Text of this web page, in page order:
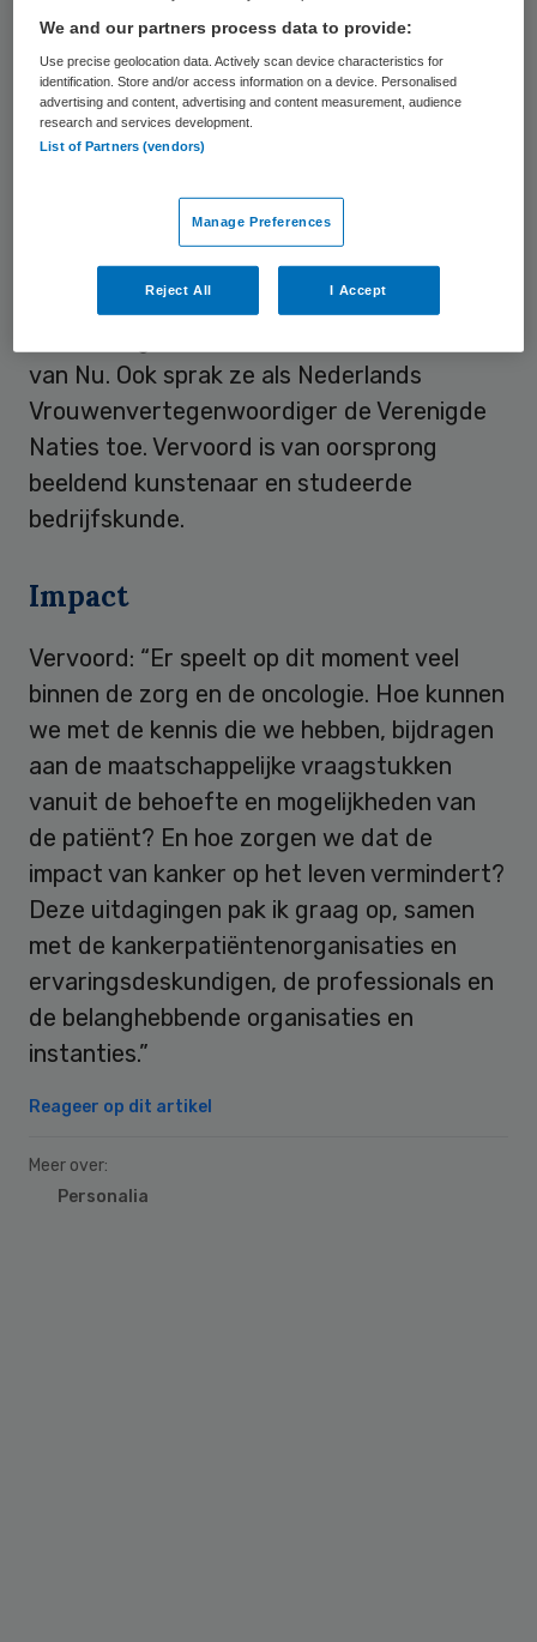
Loopbaan
Sinds 2016 is Vervoord directeur van
mensen met een hart- en vaataandoening.
Hiervoor werkte Vervoord onder andere
voor UNICEF en de verenigingen
van Nu. Ook sprak ze als Nederlands
Vrouwenvertegenwoordiger de Verenigde
Naties toe. Vervoord is van oorsprong
beeldend kunstenaar en studeerde
bedrijfskunde.
Impact
Vervoord: “Er speelt op dit moment veel
binnen de zorg en de oncologie. Hoe kunnen
we met de kennis die we hebben, bijdragen
aan de maatschappelijke vraagstukken
vanuit de behoefte en mogelijkheden van
de patiënt? En hoe zorgen we dat de
impact van kanker op het leven vermindert?
Deze uitdagingen pak ik graag op, samen
met de kankerpatiëntenorganisaties en
ervaringsdeskundigen, de professionals en
de belanghebbende organisaties en
instanties.”
Reageer op dit artikel
Meer over:
Personalia
We and our partners process data to provide:
Use precise geolocation data. Actively scan device characteristics for
identification. Store and/or access information on a device. Personalised
advertising and content, advertising and content measurement, audience
research and services development.
List of Partners (vendors)
Manage Preferences
Reject All I Accept